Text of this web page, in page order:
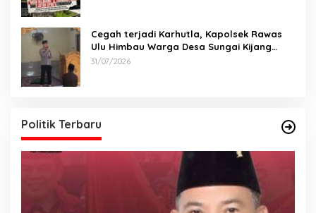
Cegah terjadi Karhutla, Kapolsek Rawas
Ulu Himbau Warga Desa Sungai Kijang
Sesuai Maklumat Kapolda Sumsel
31/07/2026
Politik Terbaru